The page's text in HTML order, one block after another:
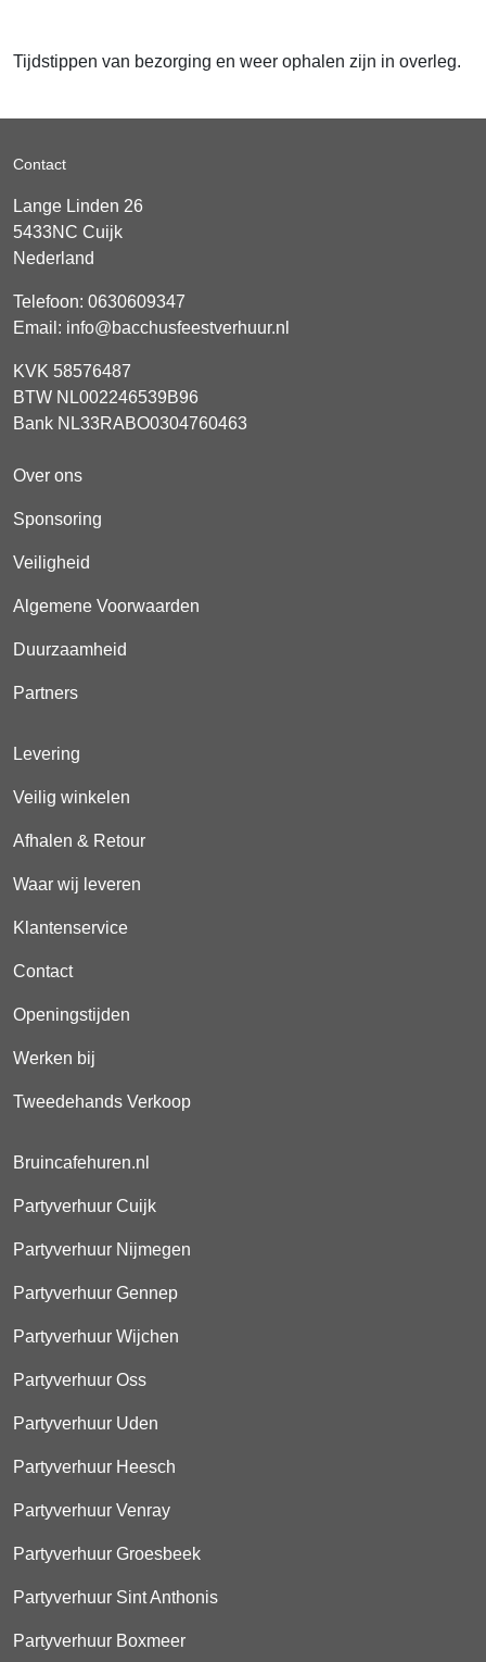
Tijdstippen van bezorging en weer ophalen zijn in overleg.
Contact
Lange Linden 26
5433NC Cuijk
Nederland
Telefoon: 0630609347
Email: info@bacchusfeestverhuur.nl
KVK 58576487
BTW NL002246539B96
Bank NL33RABO0304760463
Over ons
Sponsoring
Veiligheid
Algemene Voorwaarden
Duurzaamheid
Partners
Levering
Veilig winkelen
Afhalen & Retour
Waar wij leveren
Klantenservice
Contact
Openingstijden
Werken bij
Tweedehands Verkoop
Bruincafehuren.nl
Partyverhuur Cuijk
Partyverhuur Nijmegen
Partyverhuur Gennep
Partyverhuur Wijchen
Partyverhuur Oss
Partyverhuur Uden
Partyverhuur Heesch
Partyverhuur Venray
Partyverhuur Groesbeek
Partyverhuur Sint Anthonis
Partyverhuur Boxmeer